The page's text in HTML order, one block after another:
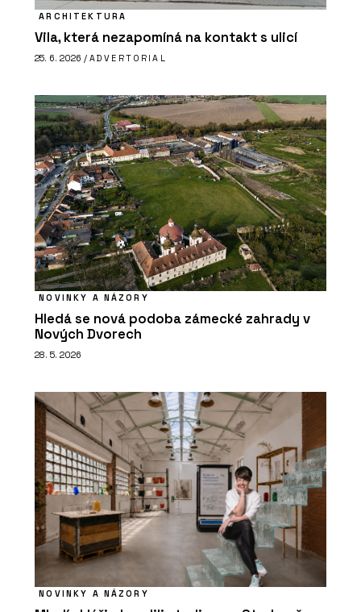
ARCHITEKTURA
Vila, která nezapomíná na kontakt s ulicí
25. 6. 2026 / ADVERTORIAL
NOVINKY A NÁZORY
Hledá se nová podoba zámecké zahrady v
Nových Dvorech
28. 5. 2026
NOVINKY A NÁZORY